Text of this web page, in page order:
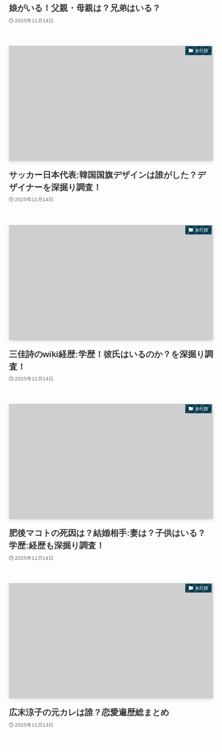
娘がいる！父親・母親は？兄弟はいる？
2025年11月14日
未分類
サッカー日本代表:韓国国旗デザインは誰がした？デ
ザイナーを深掘り調査！
2025年11月14日
未分類
三佳詩のwiki経歴:学歴！彼氏はいるのか？を深掘り調
査！
2025年11月14日
未分類
肥後マコトの死因は？結婚相手:妻は？子供はいる？
学歴:経歴も深掘り調査！
2025年11月14日
未分類
広末涼子の元カレは誰？恋愛遍歴総まとめ
2025年11月13日